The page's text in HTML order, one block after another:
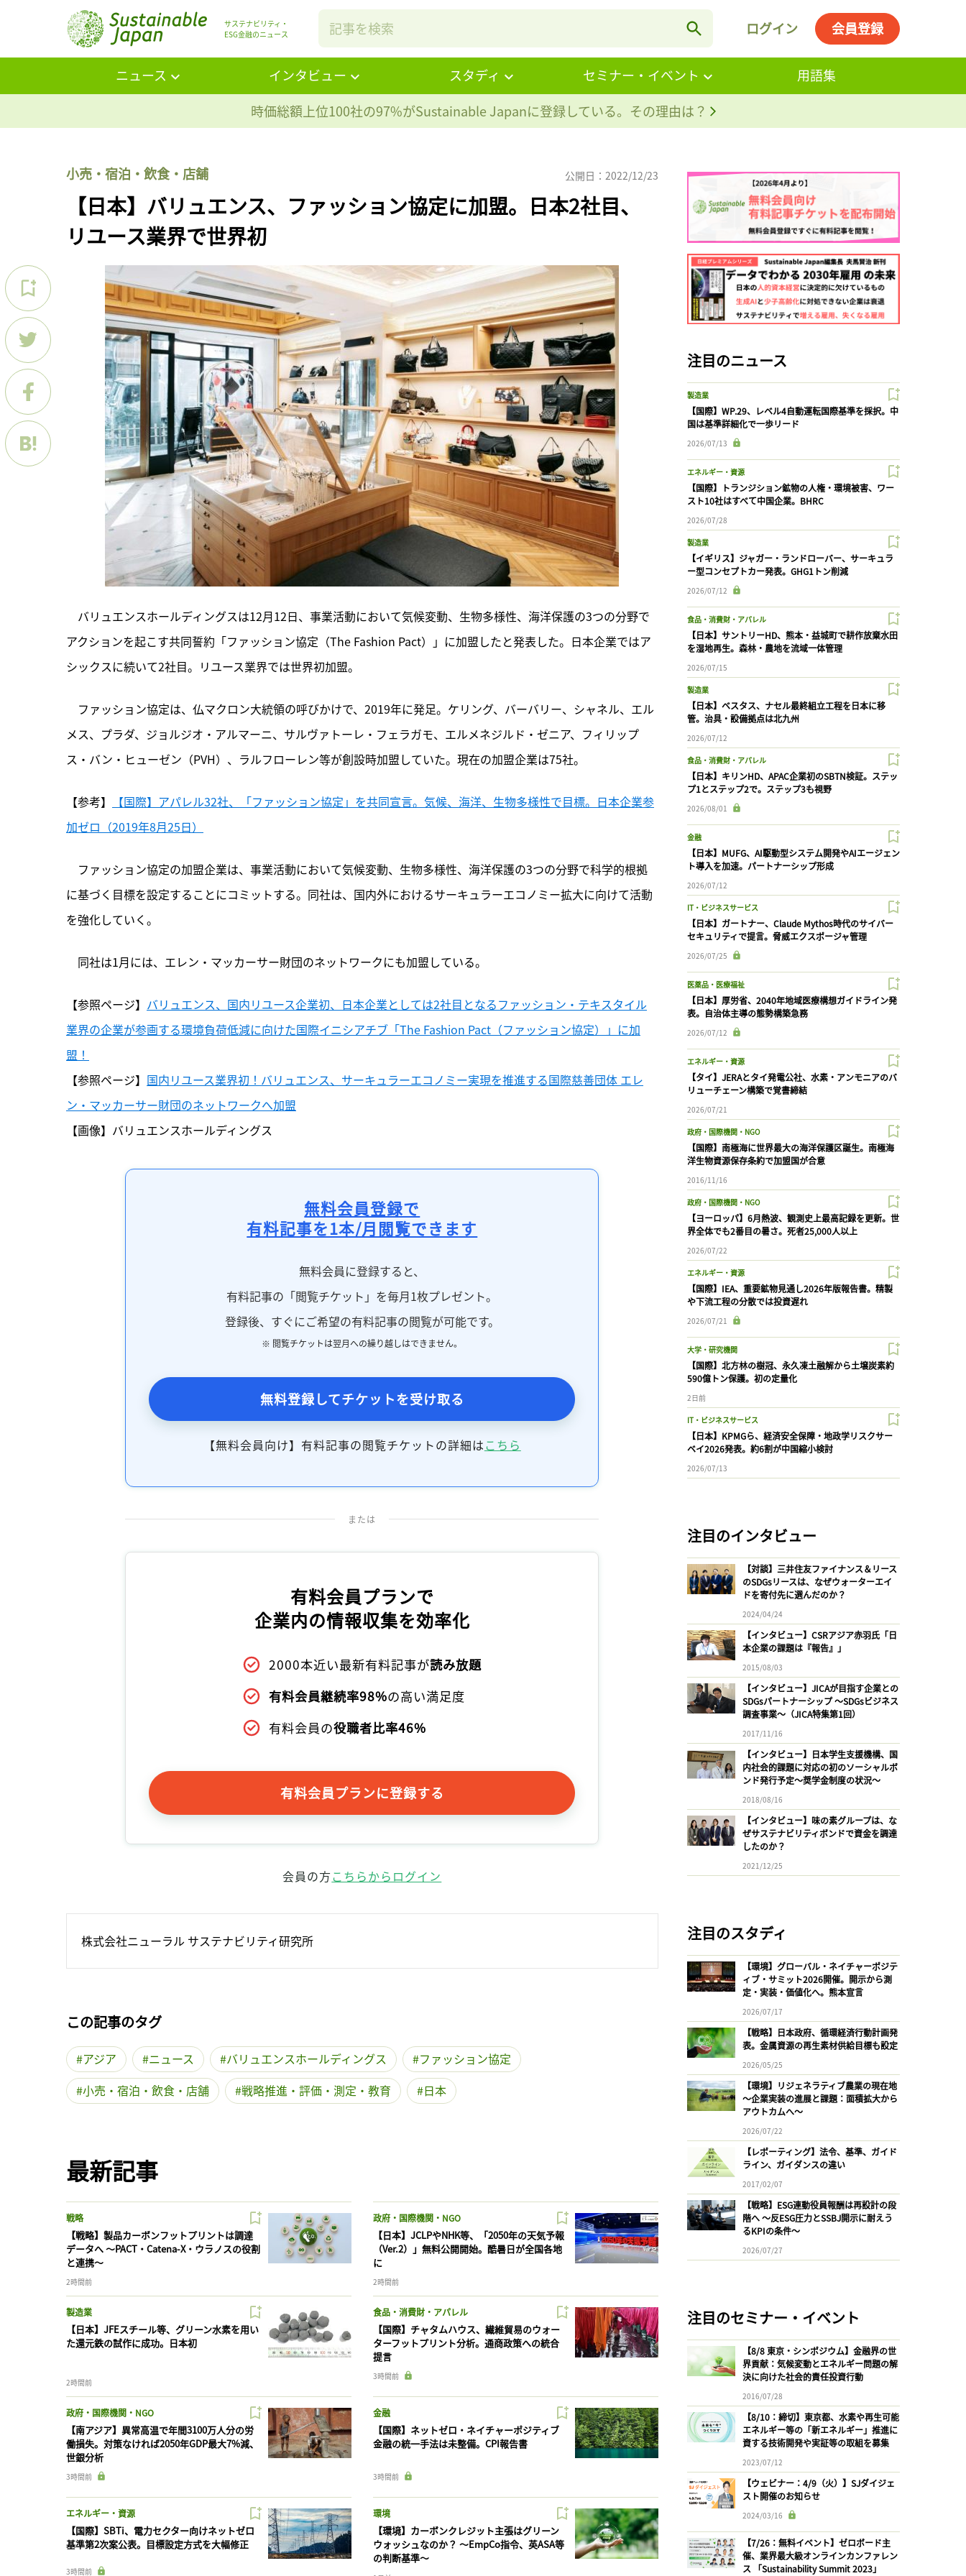
サステナビリティ・
ESG金融のニュース
ログイン 会員登録
ニュース インタビュー スタディ セミナー・イベント
用語集
時価総額上位100社の97%がSustainable Japanに登録している。その理由は？
小売・宿泊・飲食・店舗 公開日：2022/12/23
【日本】バリュエンス、ファッション協定に加盟。日本2社目、
リユース業界で世界初
バリュエンスホールディングスは12月12日、事業活動において気候変動、生物多様性、海洋保護の3つの分野で
アクションを起こす共同誓約「ファッション協定（The Fashion Pact）」に加盟したと発表した。日本企業ではア
シックスに続いて2社目。リユース業界では世界初加盟。
ファッション協定は、仏マクロン大統領の呼びかけで、2019年に発足。ケリング、バーバリー、シャネル、エル
メス、プラダ、ジョルジオ・アルマーニ、サルヴァトーレ・フェラガモ、エルメネジルド・ゼニア、フィリップ
ス・バン・ヒューゼン（PVH）、ラルフローレン等が創設時加盟していた。現在の加盟企業は75社。
【参考】
【国際】アパレル32社、「ファッション協定」を共同宣言。気候、海洋、生物多様性で目標。日本企業参
加ゼロ（2019年8月25日）
ファッション協定の加盟企業は、事業活動において気候変動、生物多様性、海洋保護の3つの分野で科学的根拠
に基づく目標を設定することにコミットする。同社は、国内外におけるサーキュラーエコノミー拡大に向けて活動
を強化していく。
同社は1月には、エレン・マッカーサー財団のネットワークにも加盟している。
【参照ページ】 バリュエンス、国内リユース企業初、日本企業としては2社目となるファッション・テキスタイル
業界の企業が参画する環境負荷低減に向けた国際イニシアチブ「The Fashion Pact（ファッション協定）」に加
盟！
【参照ページ】 国内リユース業界初！バリュエンス、サーキュラーエコノミー実現を推進する国際慈善団体 エレ
ン・マッカーサー財団のネットワークへ加盟
【画像】バリュエンスホールディングス
無料会員登録で
有料記事を1本/月閲覧できます
無料会員に登録すると、
有料記事の「閲覧チケット」を毎月1枚プレゼント。
登録後、すぐにご希望の有料記事の閲覧が可能です。
※ 閲覧チケットは翌月への繰り越しはできません。
無料登録してチケットを受け取る
【無料会員向け】有料記事の閲覧チケットの詳細はこちら
または
有料会員プランで
企業内の情報収集を効率化
2000本近い最新有料記事が読み放題
有料会員継続率98%の高い満足度
有料会員の役職者比率46%
有料会員プランに登録する
会員の方こちらからログイン
株式会社ニューラル サステナビリティ研究所
この記事のタグ
アジア ニュース バリュエンスホールディングス
ファッション協定
小売・宿泊・飲食・店舗
戦略推進・評価・測定・教育 日本
最新記事
戦略
【戦略】製品カーボンフットプリントは調達
データへ 〜PACT・Catena-X・ウラノスの役割
と連携〜
2時間前
政府・国際機関・NGO
【日本】JCLPやNHK等、「2050年の天気予報
（Ver.2）」無料公開開始。酷暑日が全国各地
に
2時間前
製造業
【日本】JFEスチール等、グリーン水素を用い
た還元鉄の試作に成功。日本初
2時間前
食品・消費財・アパレル
【国際】チャタムハウス、繊維貿易のウォー
ターフットプリント分析。通商政策への統合
提言
3時間前
政府・国際機関・NGO
【南アジア】異常高温で年間3100万人分の労
働損失。対策なければ2050年GDP最大7%減、
世銀分析
3時間前
金融
【国際】ネットゼロ・ネイチャーポジティブ
金融の統一手法は未整備。CPI報告書
3時間前
エネルギー・資源
【国際】SBTi、電力セクター向けネットゼロ
基準第2次案公表。目標設定方式を大幅修正
3時間前
環境
【環境】カーボンクレジット主張はグリーン
ウォッシュなのか？ 〜EmpCo指令、英ASA等
の判断基準〜
注目のニュース
製造業
【国際】WP.29、レベル4自動運転国際基準を採択。中
国は基準詳細化で一歩リード
2026/07/13
エネルギー・資源
【国際】トランジション鉱物の人権・環境被害、ワー
スト10社はすべて中国企業。BHRC
2026/07/28
製造業
【イギリス】ジャガー・ランドローバー、サーキュラ
ー型コンセプトカー発表。GHG1トン削減
2026/07/12
食品・消費財・アパレル
【日本】サントリーHD、熊本・益城町で耕作放棄水田
を湿地再生。森林・農地を流域一体管理
2026/07/15
製造業
【日本】ベスタス、ナセル最終組立工程を日本に移
管。治具・設備拠点は北九州
2026/07/12
食品・消費財・アパレル
【日本】キリンHD、APAC企業初のSBTN検証。ステッ
プ1とステップ2で。ステップ3も視野
2026/08/01
金融
【日本】MUFG、AI駆動型システム開発やAIエージェン
ト導入を加速。パートナーシップ形成
2026/07/12
IT・ビジネスサービス
【日本】ガートナー、Claude Mythos時代のサイバー
セキュリティで提言。脅威エクスポージャ管理
2026/07/25
医薬品・医療福祉
【日本】厚労省、2040年地域医療構想ガイドライン発
表。自治体主導の態勢構築急務
2026/07/12
エネルギー・資源
【タイ】JERAとタイ発電公社、水素・アンモニアのバ
リューチェーン構築で覚書締結
2026/07/21
政府・国際機関・NGO
【国際】南極海に世界最大の海洋保護区誕生。南極海
洋生物資源保存条約で加盟国が合意
2016/11/16
政府・国際機関・NGO
【ヨーロッパ】6月熱波、観測史上最高記録を更新。世
界全体でも2番目の暑さ。死者25,000人以上
2026/07/22
エネルギー・資源
【国際】IEA、重要鉱物見通し2026年版報告書。精製
や下流工程の分散では投資遅れ
2026/07/21
大学・研究機関
【国際】北方林の樹冠、永久凍土融解から土壌炭素約
590億トン保護。初の定量化
2日前
IT・ビジネスサービス
【日本】KPMGら、経済安全保障・地政学リスクサー
ベイ2026発表。約6割が中国縮小検討
2026/07/13
注目のインタビュー
【対談】三井住友ファイナンス＆リース
のSDGsリースは、なぜウォーターエイ
ドを寄付先に選んだのか？
2024/04/24
【インタビュー】CSRアジア赤羽氏「日
本企業の課題は『報告』」
2015/08/03
【インタビュー】JICAが目指す企業との
SDGsパートナーシップ 〜SDGsビジネス
調査事業〜（JICA特集第1回）
2017/11/16
【インタビュー】日本学生支援機構、国
内社会的課題に対応の初のソーシャルボ
ンド発行予定〜奨学金制度の状況〜
2018/08/16
【インタビュー】味の素グループは、な
ぜサステナビリティボンドで資金を調達
したのか？
2021/12/25
注目のスタディ
【環境】グローバル・ネイチャーポジテ
ィブ・サミット2026開催。開示から測
定・実装・価値化へ。熊本宣言
2026/07/17
【戦略】日本政府、循環経済行動計画発
表。金属資源の再生素材供給目標も設定
2026/05/25
【環境】リジェネラティブ農業の現在地
〜企業実装の進展と課題：面積拡大から
アウトカムへ〜
2026/07/22
【レポーティング】法令、基準、ガイド
ライン、ガイダンスの違い
2017/02/07
【戦略】ESG連動役員報酬は再設計の段
階へ 〜反ESG圧力とSSBJ開示に耐えう
るKPIの条件〜
2026/07/27
注目のセミナー・イベント
【8/8 東京・シンポジウム】金融界の世
界貢献：気候変動とエネルギー問題の解
決に向けた社会的責任投資行動
2016/07/28
【8/10：締切】東京都、水素や再生可能
エネルギー等の「新エネルギー」推進に
資する技術開発や実証等の取組を募集
2023/07/12
【ウェビナー：4/9（火）】SJダイジェ
スト開催のお知らせ
2024/03/16
【7/26：無料イベント】ゼロボード主
催、業界最大級オンラインカンファレン
ス 「Sustainability Summit 2023」
記事をお気に入りに保存するには
ログイン